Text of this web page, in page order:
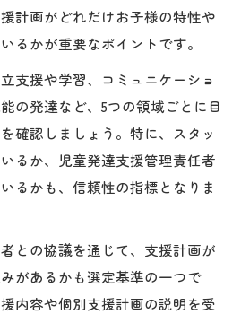
計画がどれだけお子様の特性や
るかが重要なポイントです。
支援や学習、コミュニケーショ
の発達など、5つの領域ごとに目
確認しましょう。特に、スタッ
るか、児童発達支援管理責任者
るかも、信頼性の指標となりま
との協議を通じて、支援計画が
があるかも選定基準の一つで
内容や個別支援計画の説明を受